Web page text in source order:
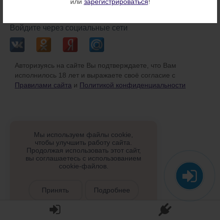
Войдите через социальные сети
Авторизуясь на сайте Вы подтверждаете, что Вам
исполнилось 18 лет и выражаете своё согласие с
Правилами сайта и Политикой конфиденциальности
Мы используем файлы cookie,
чтобы улучшить работу сайта.
Продолжая использовать этот сайт,
вы соглашаетесь с использованием
cookie-файлов.
Принять Подробнее